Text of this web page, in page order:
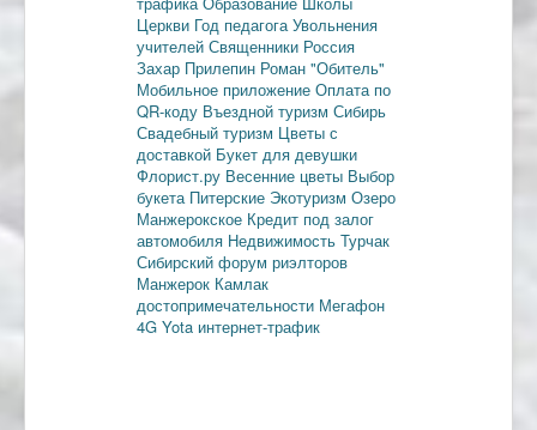
Церкви Год педагога Увольнения
учителей Священники Россия
Захар Прилепин Роман "Обитель"
Мобильное приложение Оплата по
QR-коду Въездной туризм Сибирь
Свадебный туризм Цветы с
доставкой Букет для девушки
Флорист.ру Весенние цветы Выбор
букета Питерские Экотуризм Озеро
Манжерокское Кредит под залог
автомобиля Недвижимость Турчак
Сибирский форум риэлторов
Манжерок Камлак
достопримечательности Мегафон
4G Yota интернет-трафик